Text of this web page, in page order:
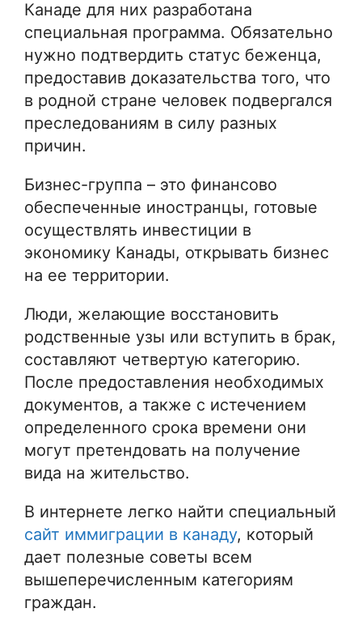
Канаде для них разработана
специальная программа. Обязательно
нужно подтвердить статус беженца,
предоставив доказательства того, что
в родной стране человек подвергался
преследованиям в силу разных
причин.
Бизнес-группа – это финансово
обеспеченные иностранцы, готовые
осуществлять инвестиции в
экономику Канады, открывать бизнес
на ее территории.
Люди, желающие восстановить
родственные узы или вступить в брак,
составляют четвертую категорию.
После предоставления необходимых
документов, а также с истечением
определенного срока времени они
могут претендовать на получение
вида на жительство.
В интернете легко найти специальный
сайт иммиграции в канаду, который
дает полезные советы всем
вышеперечисленным категориям
граждан.